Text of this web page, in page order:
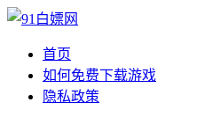
首页
如何免费下载游戏
隐私政策